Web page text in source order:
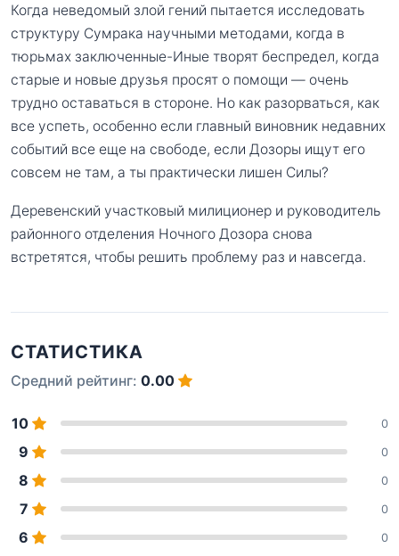
Когда неведомый злой гений пытается исследовать
структуру Сумрака научными методами, когда в
тюрьмах заключенные-Иные творят беспредел, когда
старые и новые друзья просят о помощи — очень
трудно оставаться в стороне. Но как разорваться, как
все успеть, особенно если главный виновник недавних
событий все еще на свободе, если Дозоры ищут его
совсем не там, а ты практически лишен Силы?
Деревенский участковый милиционер и руководитель
районного отделения Ночного Дозора снова
встретятся, чтобы решить проблему раз и навсегда.
СТАТИСТИКА
Средний рейтинг: 0.00
10 0
9 0
8 0
7 0
6 0